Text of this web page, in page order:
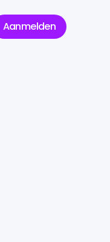
Aanmelden